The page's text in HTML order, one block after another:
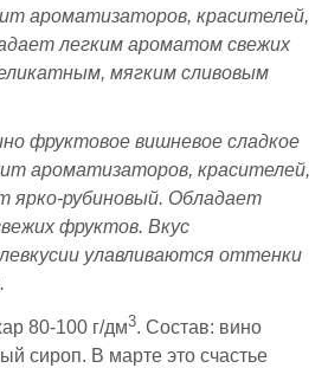
ароматизаторов, красителей,
легким ароматом свежих
мягким сливовым
фруктовое вишневое сладкое
ароматизаторов, красителей,
ярко-рубиновый. Обладает
фруктов. Вкус
улавливаются оттенки
80-100 г/дм3. Состав: вино
сироп. В марте это счастье